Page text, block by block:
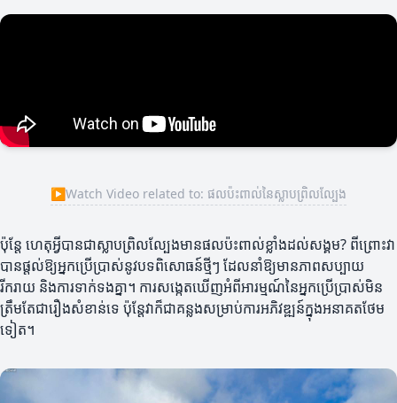
▶Watch Video related to: ផលប៉ះពាល់នៃស្លាបព្រិលល្បែង
ប៉ុន្តែ ហេតុអ្វីបានជាស្លាបព្រិលល្បែងមានផលប៉ះពាល់ខ្លាំងដល់សង្គម? ពីព្រោះវា
បានផ្តល់ឱ្យអ្នកប្រើប្រាស់នូវបទពិសោធន៍ថ្មីៗ ដែលនាំឱ្យមានភាពសប្បាយ
រីករាយ និងការទាក់ទងគ្នា។ ការសង្កេតឃើញអំពីអារម្មណ៍នៃអ្នកប្រើប្រាស់មិន
ត្រឹមតែជារឿងសំខាន់ទេ ប៉ុន្តែវាក៏ជាគន្លងសម្រាប់ការអភិវឌ្ឍន៍ក្នុងអនាគតថែម
ទៀត។